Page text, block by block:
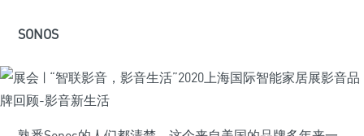
SONOS